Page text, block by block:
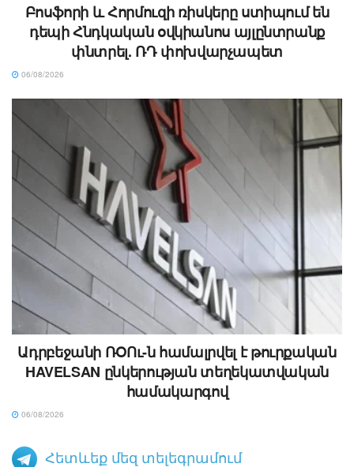
Բոսֆորի և Հորմուզի ռիսկերը ստիպում են
դեպի Հնդկական օվկիանոս այլընտրանք
փնտրել. ՌԴ փոխվարչապետ
06/08/2026
Ադրբեջանի ՌՕՈւ-ն համալրվել է թուրքական
HAVELSAN ընկերության տեղեկատվական
համակարգով
06/08/2026
Հետևեք մեզ տելեգրամում